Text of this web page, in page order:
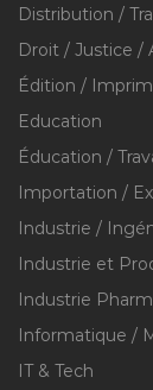
Distribution /
Droit / Justice /
Édition /
Education
Éducation /
Importation /
Industrie /
Industrie et
Industrie
Informatique /
IT & Tech